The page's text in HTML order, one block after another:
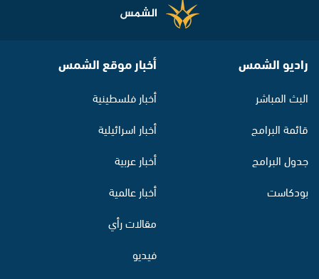
راديو الشمس
البث المباشر
قائمة البرامج
جدول البرامج
بودكاست
أخبار موقع الشمس
أخبار فلسطينية
أخبار اسرائيلية
أخبار عربية
أخبار عالمية
مقالات رأي
فيديو